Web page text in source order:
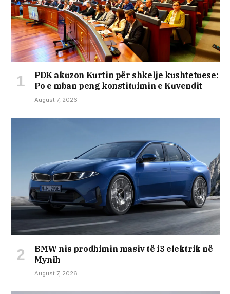
PDK akuzon Kurtin për shkelje kushtetuese:
Po e mban peng konstituimin e Kuvendit
August 7, 2026
BMW nis prodhimin masiv të i3 elektrik në
Mynih
August 7, 2026